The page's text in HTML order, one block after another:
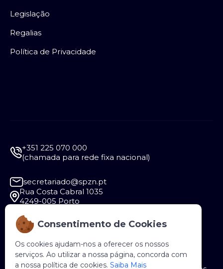
Consentimento de Cookies
Os cookies ajudam-nos a oferecer os nossos
serviços. Ao utilizar a nossa página, concorda com
a nossa política de cookies. Saiba Mais
Legislação
Regalias
Política de Privacidade
+351 225 070 000
(chamada para rede fixa nacional)
secretariado@spzn.pt
Rua Costa Cabral 1035
4249-005 Porto
Segunda a Sexta - 9:30 às 12:30 e das 14:00 às
18:00